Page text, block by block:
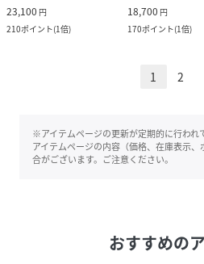
23,100 円
210ポイント(1倍)
18,700 円
170ポイント(1倍)
1 2
※アイテムページの更新が定期的に行われ
アイテムページの内容（価格、在庫表示
合がございます。ご注意ください。
おすすめの